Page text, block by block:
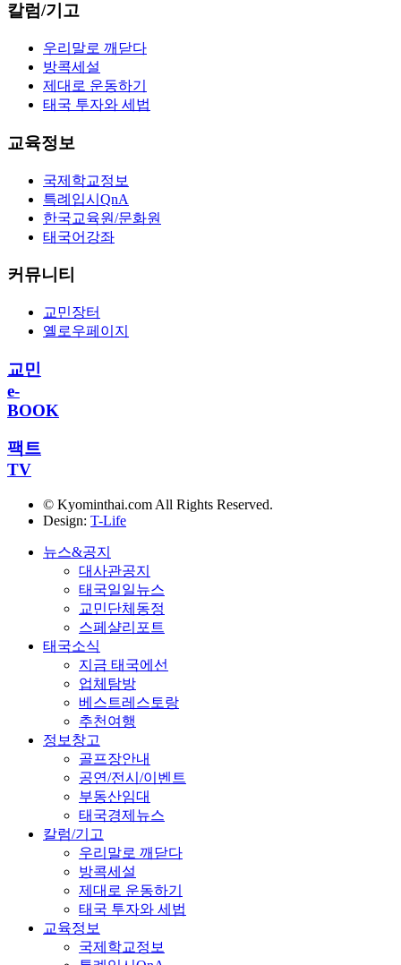
칼럼/기고
우리말로 깨닫다
방콕세설
제대로 운동하기
태국 투자와 세법
교육정보
국제학교정보
특례입시QnA
한국교육원/문화원
태국어강좌
커뮤니티
교민장터
옐로우페이지
교민
e-
BOOK
팩트
TV
© Kyominthai.com All Rights Reserved.
Design: T-Life
뉴스&공지
대사관공지
태국일일뉴스
교민단체동정
스페샬리포트
태국소식
지금 태국에선
업체탐방
베스트레스토랑
추천여행
정보창고
골프장안내
공연/전시/이벤트
부동산임대
태국경제뉴스
칼럼/기고
우리말로 깨닫다
방콕세설
제대로 운동하기
태국 투자와 세법
교육정보
국제학교정보